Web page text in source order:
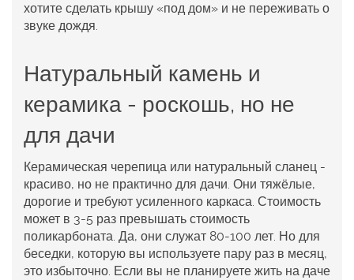
хотите сделать крышу «под дом» и не переживать о
звуке дождя.
Натуральный камень и
керамика - роскошь, но не
для дачи
Керамическая черепица или натуральный сланец -
красиво, но не практично для дачи. Они тяжёлые,
дорогие и требуют усиленного каркаса. Стоимость
может в 3-5 раз превышать стоимость
поликарбоната. Да, они служат 80-100 лет. Но для
беседки, которую вы используете пару раз в месяц,
это избыточно. Если вы не планируете жить на даче